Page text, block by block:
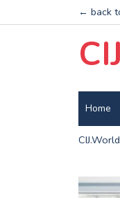
← back
Home
CIJ.World